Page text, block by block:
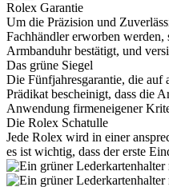
Rolex Garantie
Um die Präzision und
Fachhändler erworben werden,
Armbanduhr bestätigt, und
Das grüne Siegel
Die Fünfjahresgarantie, die auf
Prädikat bescheinigt, dass die
Anwendung firmeneigener
Die Rolex Schatulle
Jede Rolex wird in einer
es ist wichtig, dass der erste